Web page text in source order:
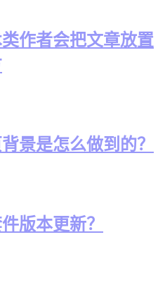
作者会把文章放置
景是怎么做到的？
版本更新？